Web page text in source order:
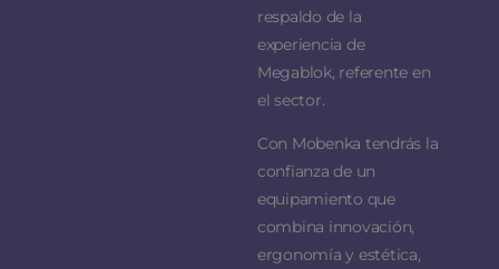
respaldo de la
experiencia de
Megablok, referente en
el sector.
Con Mobenka tendrás la
confianza de un
equipamiento que
combina innovación,
ergonomía y estética,